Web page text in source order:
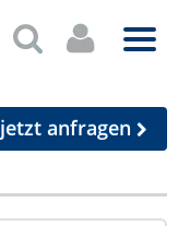
jetzt anfragen